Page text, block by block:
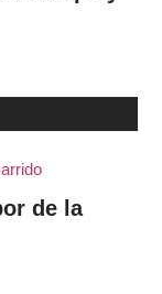
de la